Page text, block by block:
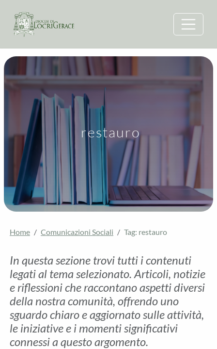
restauro
Home Comunicazioni Sociali Tag: restauro
In questa sezione trovi tutti i contenuti
legati al tema selezionato. Articoli, notizie
e riflessioni che raccontano aspetti diversi
della nostra comunità, offrendo uno
sguardo chiaro e aggiornato sulle attività,
le iniziative e i momenti significativi
connessi a questo argomento.